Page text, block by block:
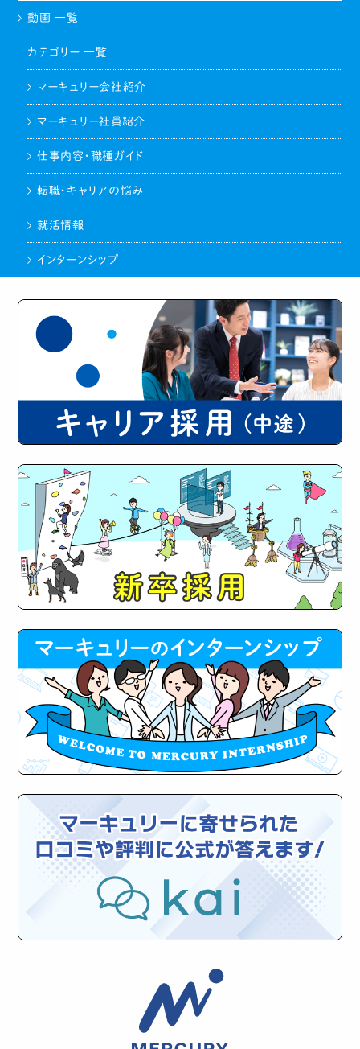
動画 一覧
カテゴリー 一覧
マーキュリー会社紹介
マーキュリー社員紹介
仕事内容・職種ガイド
転職・キャリアの悩み
就活情報
インターンシップ